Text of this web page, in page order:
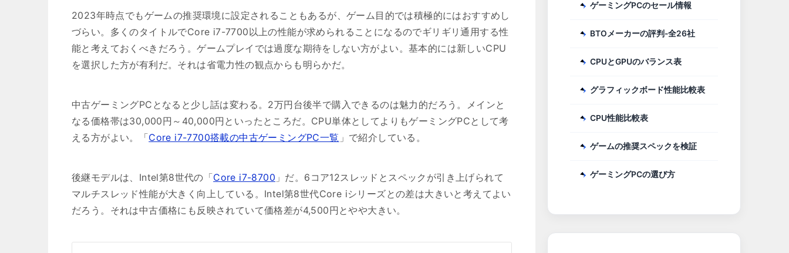
2023年時点でもゲームの推奨環境に設定されることもあるが、ゲーム目的では積極的にはおすすめし
づらい。多くのタイトルでCore i7-7700以上の性能が求められることになるのでギリギリ通用する性
能と考えておくべきだろう。ゲームプレイでは過度な期待をしない方がよい。基本的には新しいCPU
を選択した方が有利だ。それは省電力性の観点からも明らかだ。
中古ゲーミングPCとなると少し話は変わる。2万円台後半で購入できるのは魅力的だろう。メインと
なる価格帯は30,000円～40,000円といったところだ。CPU単体としてよりもゲーミングPCとして考
える方がよい。「Core i7-7700搭載の中古ゲーミングPC一覧 」で紹介している。
後継モデルは、Intel第8世代の「Core i7-8700 」だ。6コア12スレッドとスペックが引き上げられて
マルチスレッド性能が大きく向上している。Intel第8世代Core iシリーズとの差は大きいと考えてよい
だろう。それは中古価格にも反映されていて価格差が4,500円とやや大きい。
ゲーミングPCのセール情報
BTOメーカーの評判-全26社
CPUとGPUのバランス表
グラフィックボード性能比較表
CPU性能比較表
ゲームの推奨スペックを検証
ゲーミングPCの選び方